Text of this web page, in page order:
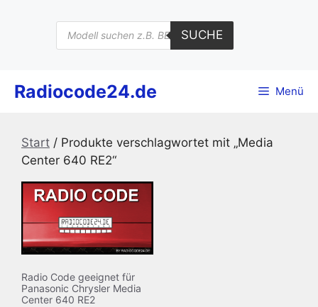
Products
search
SUCHE
Radiocode24.de Menü
Start / Produkte verschlagwortet mit „Media
Center 640 RE2“
Radio Code geeignet für
Panasonic Chrysler Media
Center 640 RE2